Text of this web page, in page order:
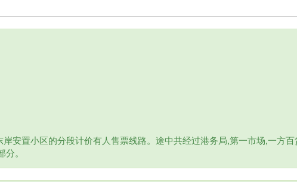
安置小区的分段计价有人售票线路。途中共经过港务局,第一市场,一方
。